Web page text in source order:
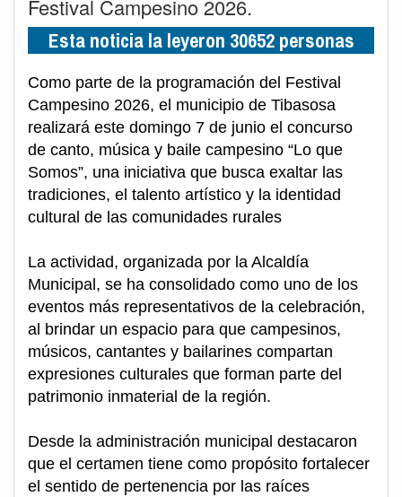
Festival Campesino 2026.
Esta noticia la leyeron 30652 personas
Como parte de la programación del Festival
Campesino 2026, el municipio de Tibasosa
realizará este domingo 7 de junio el concurso
de canto, música y baile campesino “Lo que
Somos”, una iniciativa que busca exaltar las
tradiciones, el talento artístico y la identidad
cultural de las comunidades rurales
La actividad, organizada por la Alcaldía
Municipal, se ha consolidado como uno de los
eventos más representativos de la celebración,
al brindar un espacio para que campesinos,
músicos, cantantes y bailarines compartan
expresiones culturales que forman parte del
patrimonio inmaterial de la región.
Desde la administración municipal destacaron
que el certamen tiene como propósito fortalecer
el sentido de pertenencia por las raíces